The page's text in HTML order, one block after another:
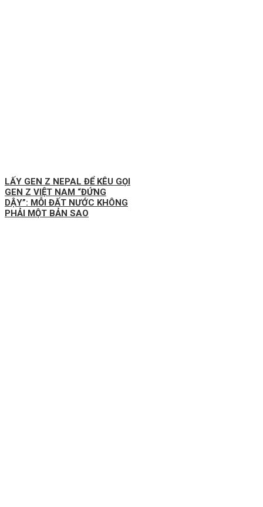
LẤY GEN Z NEPAL ĐỂ KÊU GỌI
GEN Z VIỆT NAM “ĐỨNG
DẬY”: MỖI ĐẤT NƯỚC KHÔNG
PHẢI MỘT BẢN SAO